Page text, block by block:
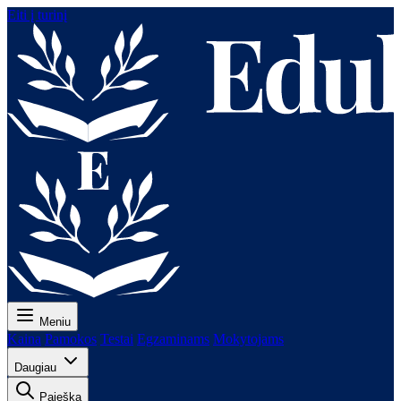
Eiti į turinį
Meniu
Kaina Pamokos Testai Egzaminams Mokytojams
Daugiau
Paieška